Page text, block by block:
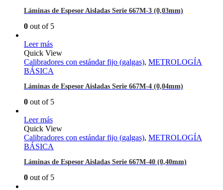
Láminas de Espesor Aisladas Serie 667M-3 (0,03mm)
0 out of 5
Leer más
Quick View
Calibradores con estándar fijo (galgas), METROLOGÍA
BÁSICA
Láminas de Espesor Aisladas Serie 667M-4 (0,04mm)
0 out of 5
Leer más
Quick View
Calibradores con estándar fijo (galgas), METROLOGÍA
BÁSICA
Láminas de Espesor Aisladas Serie 667M-40 (0,40mm)
0 out of 5